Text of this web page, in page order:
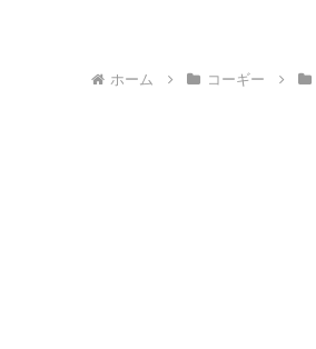
ホーム コーギー